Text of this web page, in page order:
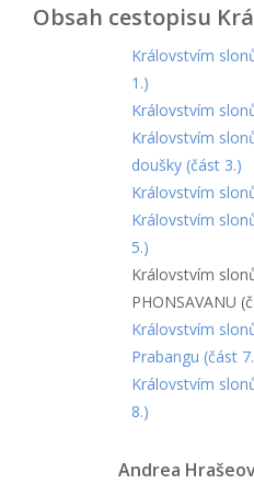
Obsah cestopisu
Královstvím
1.)
Královstvím
Královstvím
doušky (část 3.)
Královstvím
Královstvím
5.)
Královstvím
PHONSAVANU
Královstvím
Prabangu (část
Královstvím
8.)
Andrea